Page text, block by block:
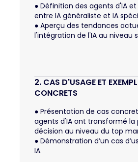
● Définition des agents d'IA
entre IA généraliste et IA
● Aperçu des tendances
l'intégration de l'IA au niveau
2. CAS D'USAGE ET
CONCRETS
● Présentation de cas
agents d'IA ont transformé la
décision au niveau du top
● Démonstration d’un cas
IA.